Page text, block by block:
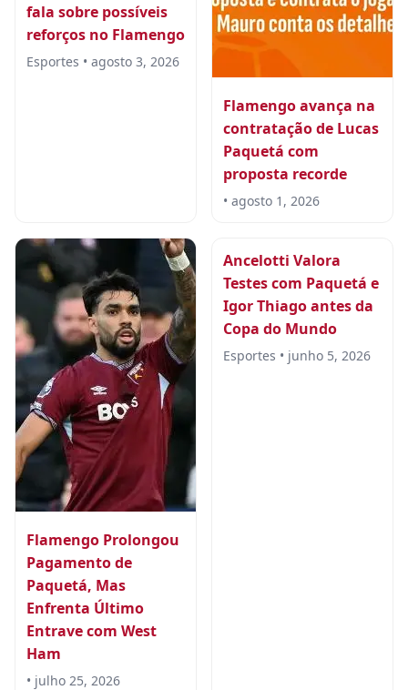
fala sobre possíveis
reforços no Flamengo
Esportes • agosto 3, 2026
Flamengo avança na
contratação de Lucas
Paquetá com
proposta recorde
• agosto 1, 2026
Flamengo Prolongou
Pagamento de
Paquetá, Mas
Enfrenta Último
Entrave com West
Ham
• julho 25, 2026
Ancelotti Valora
Testes com Paquetá e
Igor Thiago antes da
Copa do Mundo
Esportes • junho 5, 2026